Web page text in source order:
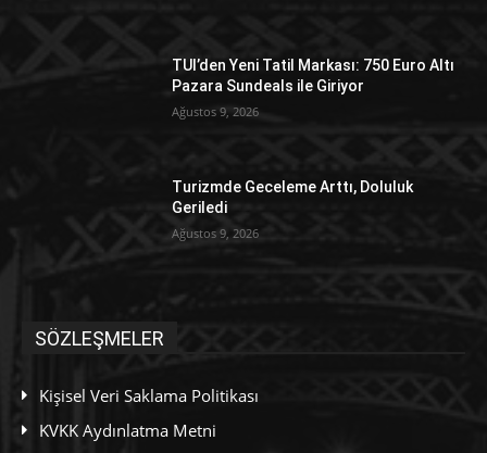
TUI’den Yeni Tatil Markası: 750 Euro Altı
Pazara Sundeals ile Giriyor
Ağustos 9, 2026
Turizmde Geceleme Arttı, Doluluk
Geriledi
Ağustos 9, 2026
SÖZLEŞMELER
Kişisel Veri Saklama Politikası
KVKK Aydınlatma Metni